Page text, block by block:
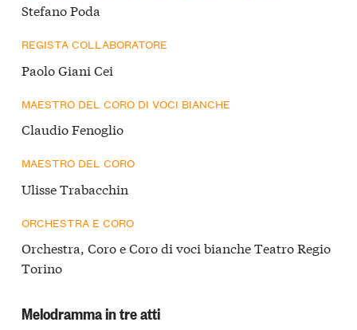
Stefano Poda
REGISTA COLLABORATORE
Paolo Giani Cei
MAESTRO DEL CORO DI VOCI BIANCHE
Claudio Fenoglio
MAESTRO DEL CORO
Ulisse Trabacchin
ORCHESTRA E CORO
Orchestra, Coro e Coro di voci bianche Teatro Regio
Torino
Melodramma in tre atti